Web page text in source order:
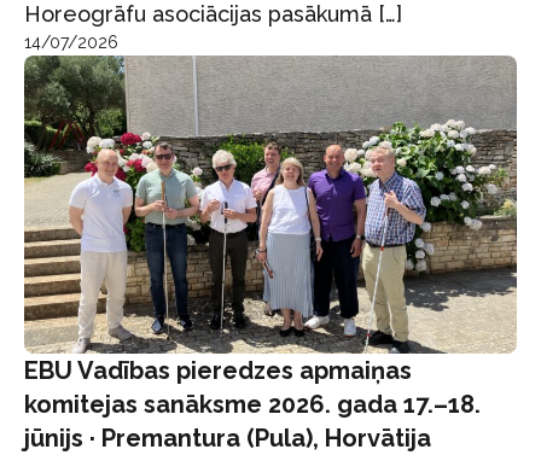
Horeogrāfu asociācijas pasākumā […]
14/07/2026
EBU Vadības pieredzes apmaiņas
komitejas sanāksme 2026. gada 17.–18.
jūnijs · Premantura (Pula), Horvātija